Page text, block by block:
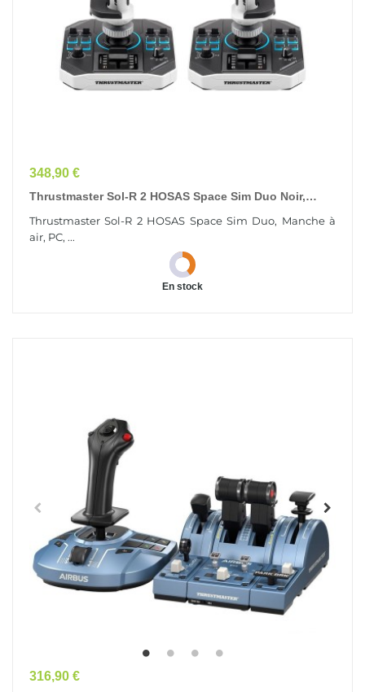
Prix
348,90 €
Thrustmaster Sol-R 2 HOSAS Space Sim Duo Noir,
Thrustmaster Sol-R 2 HOSAS Space Sim Duo, Manche à
air, PC, ...
En stock
Prix
316,90 €